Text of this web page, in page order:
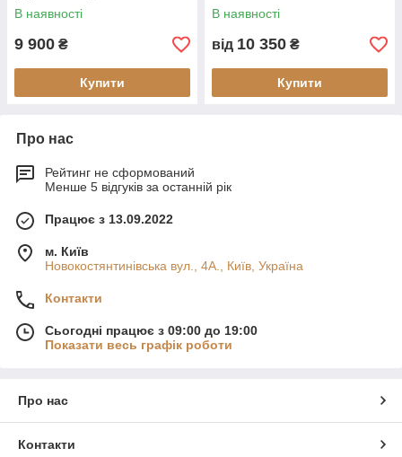
В наявності
9 900 ₴
Купити
В наявності
від 10 350 ₴
Купити
Про нас
Рейтинг не сформований
Менше 5 відгуків за останній рік
Працює з 13.09.2022
м. Київ
Новокостянтинівська вул., 4А., Київ, Україна
Контакти
Сьогодні працює з 09:00 до 19:00
Показати весь графік роботи
Про нас
Контакти